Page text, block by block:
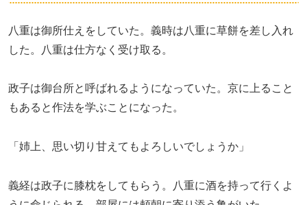
八重は御所仕えをしていた。義時は八重に草餅を差し入れ
した。八重は仕方なく受け取る。
政子は御台所と呼ばれるようになっていた。京に上ること
もあると作法を学ぶことになった。
「姉上、思い切り甘えてもよろしいでしょうか」
義経は政子に膝枕をしてもらう。八重に酒を持って行くよ